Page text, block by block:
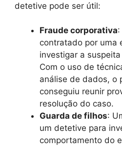
detetive pode ser útil:
Fraude corporativa
contratado por uma
investigar a
Com o uso de
análise de dados, o
conseguiu reunir
resolução do caso.
Guarda de filhos:
um detetive para
comportamento do